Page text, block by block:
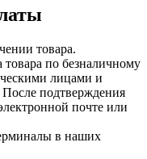
товара.
по безналичному
лицами и
подтверждения
почте или
в наших